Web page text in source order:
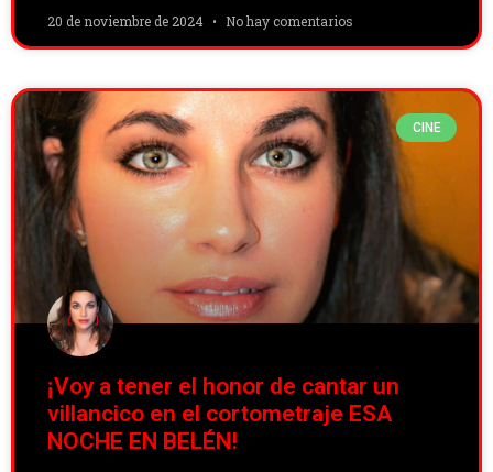
20 de noviembre de 2024 No hay comentarios
CINE
¡Voy a tener el honor de cantar un
villancico en el cortometraje ESA
NOCHE EN BELÉN!